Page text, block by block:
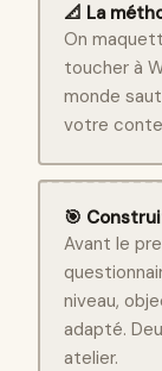
📐 La
On
toucher à
monde
votre
🎯
Avant le
niveau,
adapté.
atelier.